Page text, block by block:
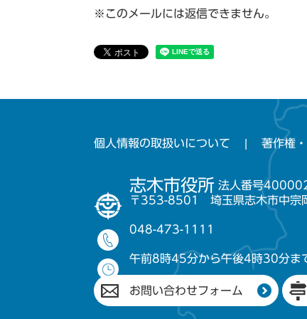
※このメールには返信できません。
個人情報の取扱いについて 著作権
志木市役所 法人番号
〒353-8501 埼玉県志木市中宗
048-473-1111
午前8時45分から午後4時30分ま
お問い合わせフォーム